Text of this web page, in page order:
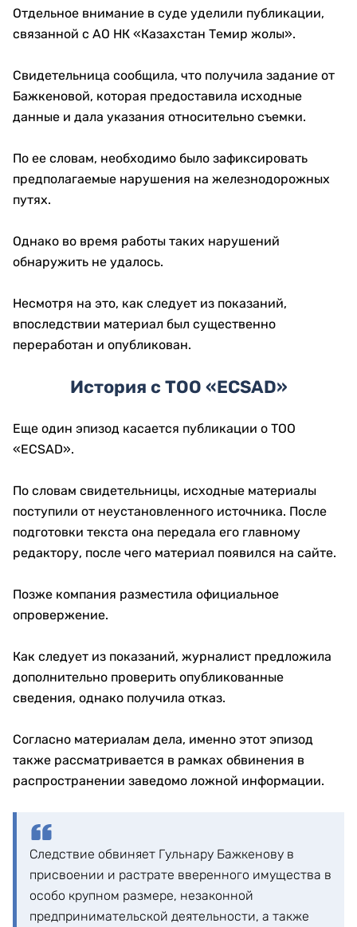
Отдельное внимание в суде уделили публикации,
связанной с АО НК «Казахстан Темир жолы».
Свидетельница сообщила, что получила задание от
Бажкеновой, которая предоставила исходные
данные и дала указания относительно съемки.
По ее словам, необходимо было зафиксировать
предполагаемые нарушения на железнодорожных
путях.
Однако во время работы таких нарушений
обнаружить не удалось.
Несмотря на это, как следует из показаний,
впоследствии материал был существенно
переработан и опубликован.
История с ТОО «ECSAD»
Еще один эпизод касается публикации о ТОО
«ECSAD».
По словам свидетельницы, исходные материалы
поступили от неустановленного источника. После
подготовки текста она передала его главному
редактору, после чего материал появился на сайте.
Позже компания разместила официальное
опровержение.
Как следует из показаний, журналист предложила
дополнительно проверить опубликованные
сведения, однако получила отказ.
Согласно материалам дела, именно этот эпизод
также рассматривается в рамках обвинения в
распространении заведомо ложной информации.
Следствие обвиняет Гульнару Бажкенову в
присвоении и растрате вверенного имущества в
особо крупном размере, незаконной
предпринимательской деятельности, а также